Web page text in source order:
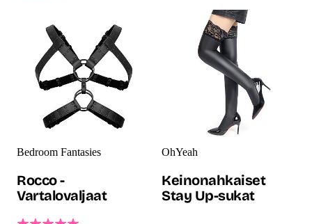
Bedroom Fantasies
Rocco -
Vartalovaljaat
OhYeah
Keinonahkaiset
Stay Up-sukat